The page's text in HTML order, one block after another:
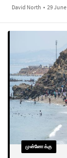
David North • 29
முன்னோக்கு